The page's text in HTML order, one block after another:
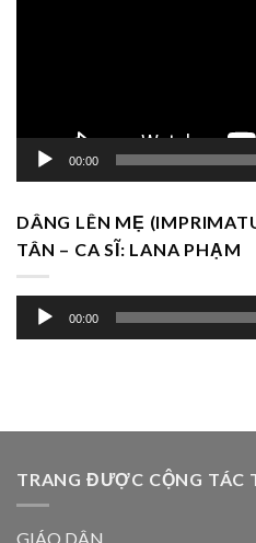
00:00
DÂNG LÊN MẸ
TÂN – CA SĨ: LANA PHẠM
Trình
chơi
00:00
TRANG ĐƯỢC CỘNG TÁC
GIÁO DÂN